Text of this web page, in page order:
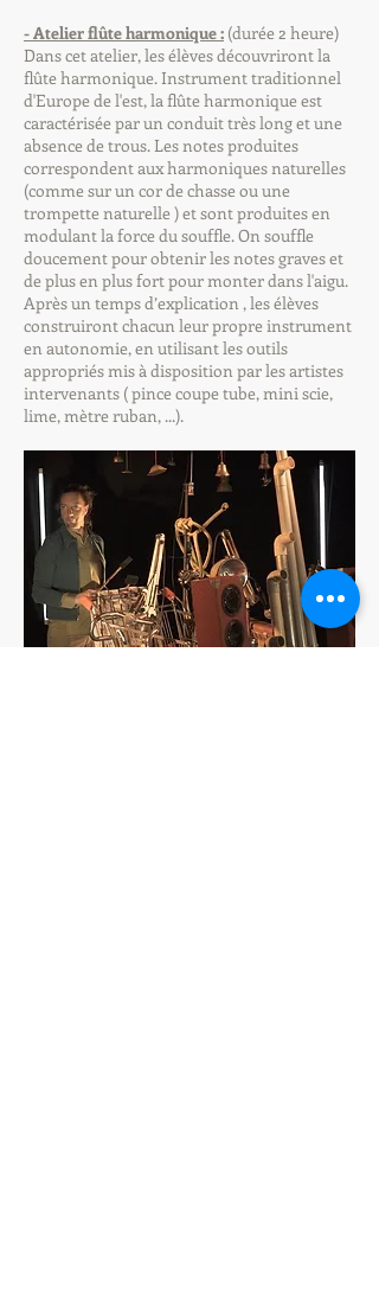
- Atelier flûte harmonique : (durée 2 heure)
Dans cet atelier, les élèves découvriront la
flûte harmonique. Instrument traditionnel
d'Europe de l'est, la flûte harmonique est
caractérisée par un conduit très long et une
absence de trous. Les notes produites
correspondent aux harmoniques naturelles
(comme sur un cor de chasse ou une
trompette naturelle ) et sont produites en
modulant la force du souffle. On souffle
doucement pour obtenir les notes graves et
de plus en plus fort pour monter dans l'aigu.
Après un temps d’explication , les élèves
construiront chacun leur propre instrument
en autonomie, en utilisant les outils
appropriés mis à disposition par les artistes
intervenants ( pince coupe tube, mini scie,
lime, mètre ruban, ...).